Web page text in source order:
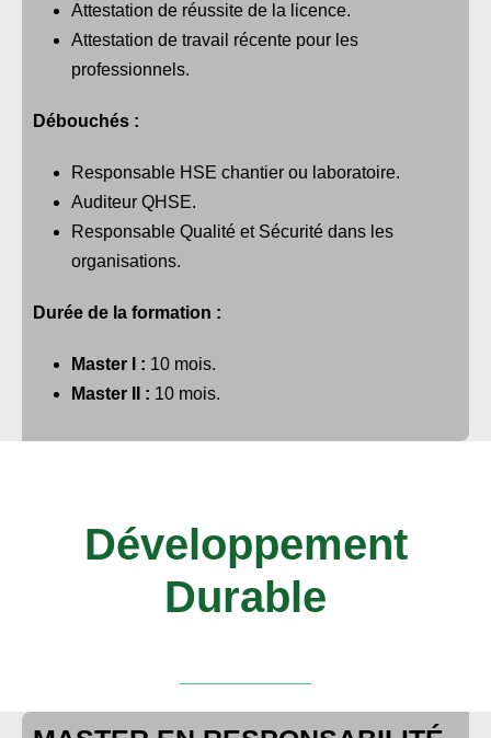
Attestation de réussite de la licence.
Attestation de travail récente pour les
professionnels.
Débouchés :
Responsable HSE chantier ou laboratoire.
Auditeur QHSE.
Responsable Qualité et Sécurité dans les
organisations.
Durée de la formation :
Master I : 10 mois.
Master II : 10 mois.
Développement
Durable